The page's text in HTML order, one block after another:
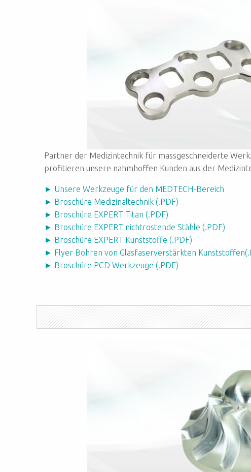
Partner der Medizintechnik für massgeschneiderte
profitieren unsere nahmhoffen Kunden aus der
► Unsere Werkzeuge für den MEDTECH-Bereich
► Broschüre Medizinaltechnik (.PDF)
► Broschüre EXPERT Titan (.PDF)
► Broschüre EXPERT nichtrostende Stähle (.PDF)
► Broschüre EXPERT Kunststoffe (.PDF)
► Flyer Bohren von Glasfaserverstärkten
► Broschüre PCD Werkzeuge (.PDF)